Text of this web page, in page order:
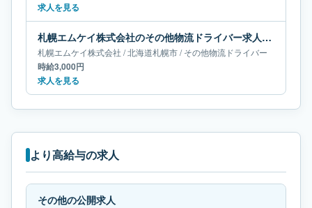
求人を見る
札幌エムケイ株式会社のその他物流ドライバー求人｜北海道札幌市
札幌エムケイ株式会社 /北海道札幌市/その他物流ドライバー
時給3,000円
求人を見る
より高給与の求人
その他の公開求人